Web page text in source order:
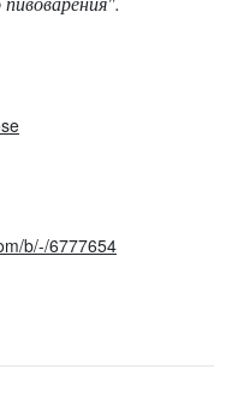
b/-/6777654